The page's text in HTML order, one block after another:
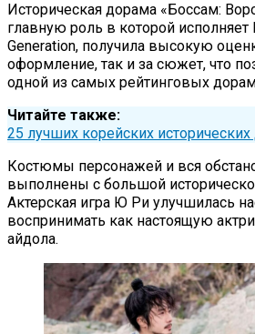
Историческая дорама «Боссам:
главную роль в которой исполняет
Generation, получила высокую
оформление, так и за сюжет, что
одной из самых рейтинговых
Читайте также:
25 лучших корейских
Костюмы персонажей и вся
выполнены с большой
Актерская игра Ю Ри улучшилась
воспринимать как настоящую
айдола.